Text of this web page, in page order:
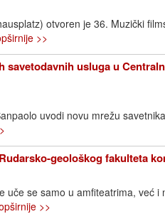
otvoren je 36. Muzički
>>
savetodavnih usluga u
uvodi novu mrežu
geološkog fakulteta
uče se samo u amfiteatrima, već
>>